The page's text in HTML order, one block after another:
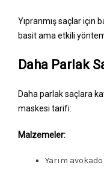
Yıpranmış saçlar için
basit ama etkili
Daha Parlak
Daha parlak saçlara
maskesi tarifi:
Malzemeler:
Yarım avokado